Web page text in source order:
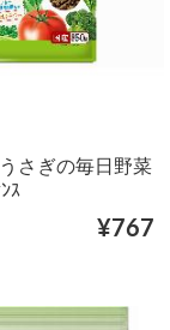
さぎの毎日野菜
ｽ
¥767